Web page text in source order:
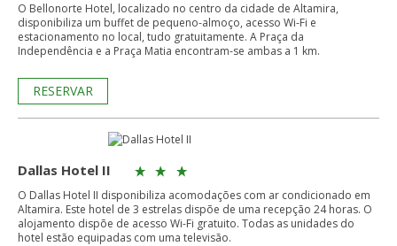
O Bellonorte Hotel, localizado no centro da cidade de Altamira,
disponibiliza um buffet de pequeno-almoço, acesso Wi-Fi e
estacionamento no local, tudo gratuitamente. A Praça da
Independência e a Praça Matia encontram-se ambas a 1 km.
RESERVAR
Dallas Hotel II
O Dallas Hotel II disponibiliza acomodações com ar condicionado em
Altamira. Este hotel de 3 estrelas dispõe de uma recepção 24 horas. O
alojamento dispõe de acesso Wi-Fi gratuito. Todas as unidades do
hotel estão equipadas com uma televisão.